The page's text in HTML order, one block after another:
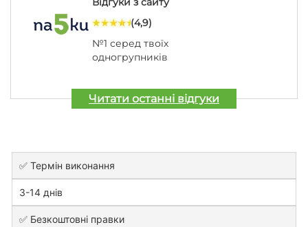
(4,9)
№1 серед твоїх
одногрупників
Читати останні відгуки
✅ Термін виконання
3-14 днів
✅ Безкоштовні правки